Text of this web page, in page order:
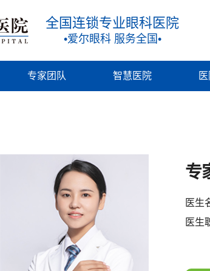
全国连锁专业眼科医院
•爱尔眼科 服务全国•
专家团队 智慧医院
专
医生
医生